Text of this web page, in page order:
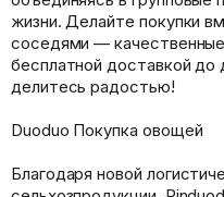
жизни. Делайте покупки
соседями —
бесплатной доставкой
делитесь радостью!
Duoduo Покупка овощей
Благодаря новой